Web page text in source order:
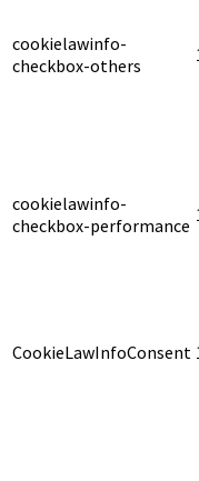
cookielawinfo-
cookielawinfo-
checkbox-necessary